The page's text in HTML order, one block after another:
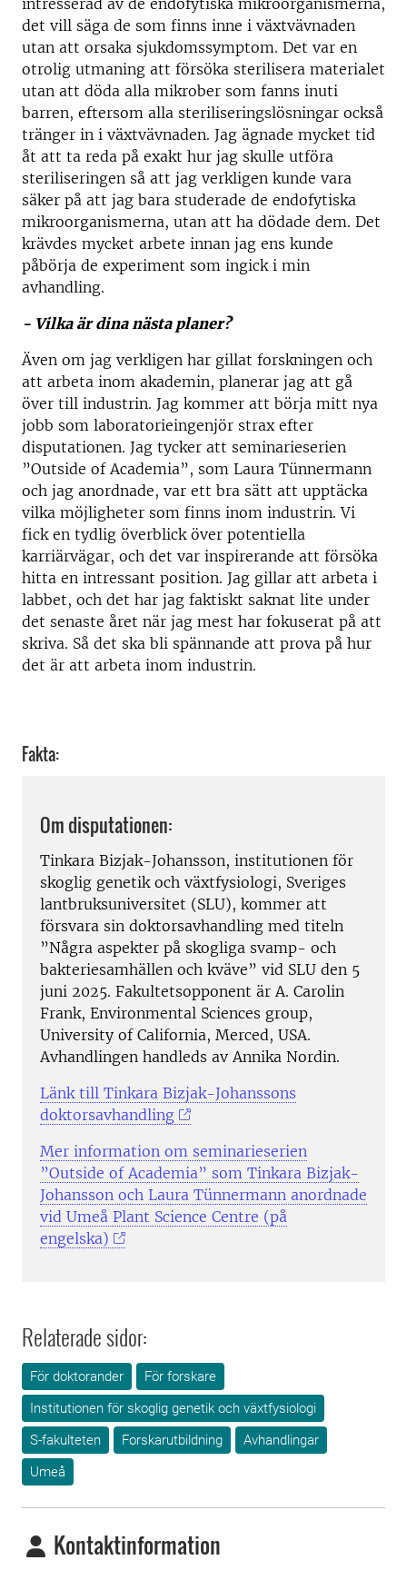
intresserad av de endofytiska mikroorganismerna,
det vill säga de som finns inne i växtvävnaden
utan att orsaka sjukdomssymptom. Det var en
otrolig utmaning att försöka sterilisera materialet
utan att döda alla mikrober som fanns inuti
barren, eftersom alla steriliseringslösningar också
tränger in i växtvävnaden. Jag ägnade mycket tid
åt att ta reda på exakt hur jag skulle utföra
steriliseringen så att jag verkligen kunde vara
säker på att jag bara studerade de endofytiska
mikroorganismerna, utan att ha dödade dem. Det
krävdes mycket arbete innan jag ens kunde
påbörja de experiment som ingick i min
avhandling.
- Vilka är dina nästa planer?
Även om jag verkligen har gillat forskningen och
att arbeta inom akademin, planerar jag att gå
över till industrin. Jag kommer att börja mitt nya
jobb som laboratorieingenjör strax efter
disputationen. Jag tycker att seminarieserien
”Outside of Academia”, som Laura Tünnermann
och jag anordnade, var ett bra sätt att upptäcka
vilka möjligheter som finns inom industrin. Vi
fick en tydlig överblick över potentiella
karriärvägar, och det var inspirerande att försöka
hitta en intressant position. Jag gillar att arbeta i
labbet, och det har jag faktiskt saknat lite under
det senaste året när jag mest har fokuserat på att
skriva. Så det ska bli spännande att prova på hur
det är att arbeta inom industrin.
Fakta:
Om disputationen:
Tinkara Bizjak-Johansson, institutionen för
skoglig genetik och växtfysiologi, Sveriges
lantbruksuniversitet (SLU), kommer att
försvara sin doktorsavhandling med titeln
”Några aspekter på skogliga svamp- och
bakteriesamhällen och kväve” vid SLU den 5
juni 2025. Fakultetsopponent är A. Carolin
Frank, Environmental Sciences group,
University of California, Merced, USA.
Avhandlingen handleds av Annika Nordin.
Länk till Tinkara Bizjak-Johanssons
doktorsavhandling
Mer information om seminarieserien
”Outside of Academia” som Tinkara Bizjak-
Johansson och Laura Tünnermann anordnade
vid Umeå Plant Science Centre (på
engelska)
Relaterade sidor:
För doktorander
För forskare
Institutionen för skoglig genetik och växtfysiologi
S-fakulteten
Forskarutbildning
Avhandlingar
Umeå
Kontaktinformation